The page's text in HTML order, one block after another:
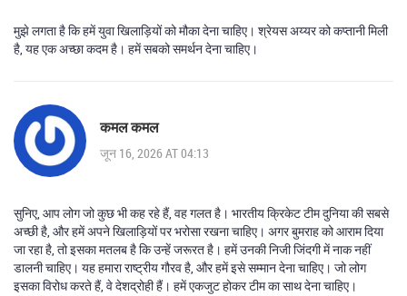
मुझे लगता है कि हमें युवा खिलाड़ियों को मौका देना चाहिए। श्रेयस अय्यर को कप्तानी मिली
है, यह एक अच्छा कदम है। हमें सबको समर्थन देना चाहिए।
कमल कमल
जून 16, 2026 AT 04:13
सुनिए, आप लोग जो कुछ भी कह रहे हैं, वह गलत है। भारतीय क्रिकेट टीम दुनिया की सबसे
अच्छी है, और हमें अपने खिलाड़ियों पर भरोसा रखना चाहिए। अगर बुमराह को आराम दिया
जा रहा है, तो इसका मतलब है कि उन्हें जरूरत है। हमें उनकी निजी जिंदगी में नाक नहीं
डालनी चाहिए। यह हमारा राष्ट्रीय गौरव है, और हमें इसे सम्मान देना चाहिए। जो लोग
इसका विरोध करते हैं, वे देशद्रोही हैं। हमें एकजुट होकर टीम का साथ देना चाहिए।